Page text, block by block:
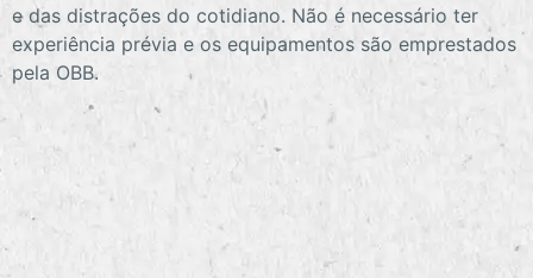
e das distrações do cotidiano. Não é necessário ter
experiência prévia e os equipamentos são emprestados
pela OBB.